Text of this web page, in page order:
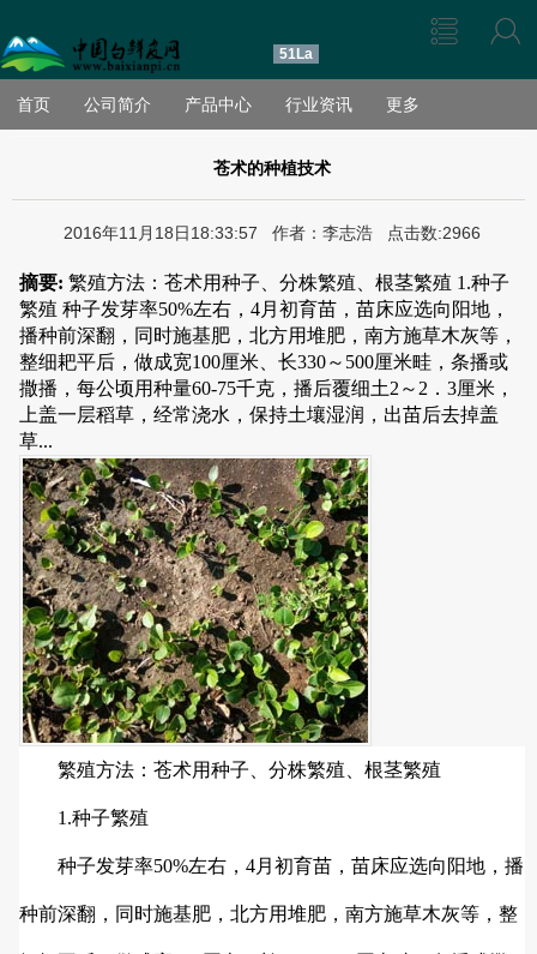
51La
首页 公司简介 产品中心 行业资讯 更多
苍术的种植技术
2016年11月18日18:33:57 作者：李志浩 点击数:2966
摘要: 繁殖方法：苍术用种子、分株繁殖、根茎繁殖 1.种子
繁殖 种子发芽率50%左右，4月初育苗，苗床应选向阳地，
播种前深翻，同时施基肥，北方用堆肥，南方施草木灰等，
整细耙平后，做成宽100厘米、长330～500厘米畦，条播或
撒播，每公顷用种量60-75千克，播后覆细土2～2．3厘米，
上盖一层稻草，经常浇水，保持土壤湿润，出苗后去掉盖
草...
繁殖方法：苍术用种子、分株繁殖、根茎繁殖
1.种子繁殖
种子发芽率50%左右，4月初育苗，苗床应选向阳地，播
种前深翻，同时施基肥，北方用堆肥，南方施草木灰等，整